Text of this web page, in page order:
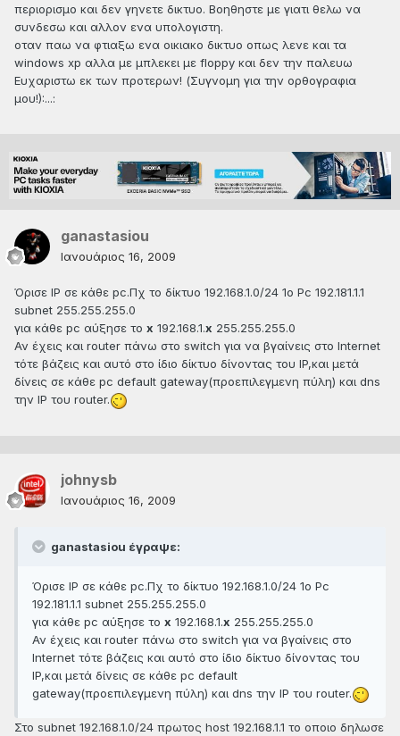
περιορισμο και δεν γηνετε δικτυο. Βοηθηστε με γιατι θελω να
συνδεσω και αλλον ενα υπολογιστη.
οταν παω να φτιαξω ενα οικιακο δικτυο οπως λενε και τα
windows xp αλλα με μπλεκει με floppy και δεν την παλευω
Ευχαριστω εκ των προτερων! (Συγνομη για την ορθογραφια
μου!):...:
ganastasiou
Ιανουάριος 16, 2009
Όρισε IP σε κάθε pc.Πχ το δίκτυο 192.168.1.0/24 1o Pc 192.181.1.1
subnet 255.255.255.0
για κάθε pc αύξησε το x 192.168.1.x 255.255.255.0
Αν έχεις και router πάνω στο switch για να βγαίνεις στο Internet
τότε βάζεις και αυτό στο ίδιο δίκτυο δίνοντας του IP,και μετά
δίνεις σε κάθε pc default gateway(προεπιλεγμενη πύλη) και dns
την IP του router.
johnysb
Ιανουάριος 16, 2009
ganastasiou έγραψε:
Όρισε IP σε κάθε pc.Πχ το δίκτυο 192.168.1.0/24 1o Pc
192.181.1.1 subnet 255.255.255.0
για κάθε pc αύξησε το x 192.168.1.x 255.255.255.0
Αν έχεις και router πάνω στο switch για να βγαίνεις στο
Internet τότε βάζεις και αυτό στο ίδιο δίκτυο δίνοντας του
IP,και μετά δίνεις σε κάθε pc default
gateway(προεπιλεγμενη πύλη) και dns την IP του router.
Στο subnet 192.168.1.0/24 πρωτος host 192.168.1.1 το οποιο δηλωσε